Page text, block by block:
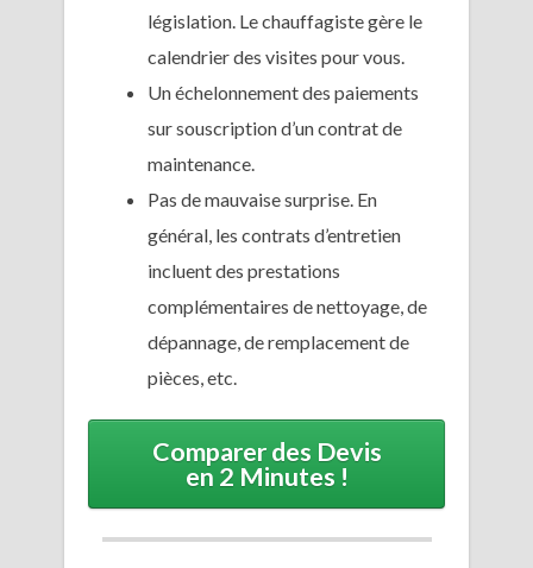
législation. Le chauffagiste gère le
calendrier des visites pour vous.
Un échelonnement des paiements
sur souscription d’un contrat de
maintenance.
Pas de mauvaise surprise. En
général, les contrats d’entretien
incluent des prestations
complémentaires de nettoyage, de
dépannage, de remplacement de
pièces, etc.
Comparer des Devis
en 2 Minutes !